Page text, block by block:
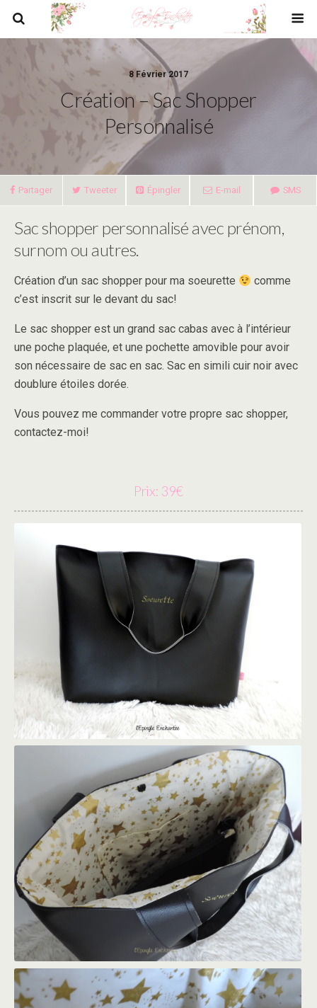
8 Février 2017
Création – Sac Shopper
Personnalisé
Partager Tweeter Épingler E-mail SMS
Sac shopper personnalisé avec prénom,
surnom ou autres.
Création d’un sac shopper pour ma soeurette
comme
c’est inscrit sur le devant du sac!
Le sac shopper est un grand sac cabas avec à l’intérieur
une poche plaquée, et une pochette amovible pour avoir
son nécessaire de sac en sac. Sac en simili cuir noir avec
doublure étoiles dorée.
Vous pouvez me commander votre propre sac shopper,
contactez-moi!
Prix: 39€